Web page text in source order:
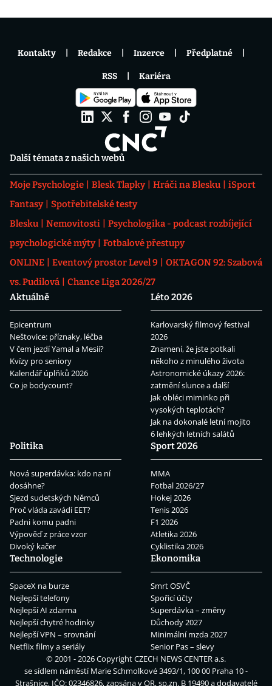
Další témata z našich webů
Moje Psychologie Blesk Tlapky Hráči na Blesku
iSport
Fantasy
Spotřebitelské testy
Blesku
Nemovitosti
Psychologika - podcast rozbíjející
psychologické mýty
Fotbalové přestupy
ONLINE
Eventový prostor Level 9
OKTAGON 92: Szabová
vs. Pudilová
Chance Liga 2026/27
Aktuálně
Epicentrum
Neštovice: příznaky, léčba
V čem jezdí Yamal a Mesii?
Kvízy pro seniory
Kalendář úplňků 2026
Co je bodycount?
Léto 2026
Karlovarský filmový festival
2026
Znamení, že jste potkali
někoho z minulého života
Astronomické úkazy 2026:
zatmění slunce a další
Jak obléci miminko při
vysokých teplotách?
Jak na dokonalé letní mojito
6 lehkých letních salátů
Politika
Nová superdávka: kdo na ní
dosáhne?
Sjezd sudetských Němců
Proč vláda zavádí EET?
Padni komu padni
Výpověď z práce vzor
Divoký kačer
Sport 2026
MMA
Fotbal 2026/27
Hokej 2026
Tenis 2026
F1 2026
Atletika 2026
Cyklistika 2026
Technologie
SpaceX na burze
Nejlepší telefony
Nejlepší AI zdarma
Nejlepší chytré hodinky
Nejlepší VPN – srovnání
Netflix filmy a seriály
Ekonomika
Smrt OSVČ
Spořicí účty
Superdávka – změny
Důchody 2027
Minimální mzda 2027
Senior Pas – slevy
Kontakty Redakce Inzerce Předplatné
RSS Kariéra
© 2001 - 2026 CopyrightCZECH NEWS CENTER a.s.
se sídlem náměstí Marie Schmolkové 3493/1, 100 00 Praha 10 -
Strašnice, IČO: 02346826, zapsána v OR, sp.zn. B 19490 a dodavatelé